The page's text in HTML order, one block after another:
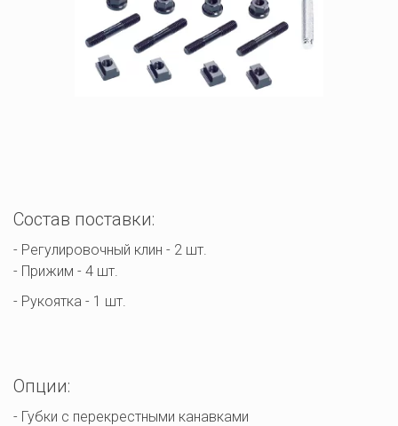
Состав поставки:
- Регулировочный клин - 2 шт.
- Прижим - 4 шт.
- Рукоятка - 1 шт.
Опции:
- Губки с перекрестными канавками